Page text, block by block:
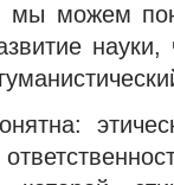
мы можем